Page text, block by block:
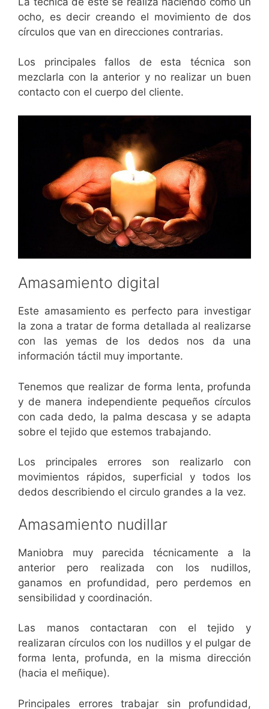
ocho, es decir creando el movimiento de dos
círculos que van en direcciones contrarias.
Los principales fallos de esta técnica son
mezclarla con la anterior y no realizar un buen
contacto con el cuerpo del cliente.
Amasamiento digital
Este amasamiento es perfecto para investigar
la zona a tratar de forma detallada al realizarse
con las yemas de los dedos nos da una
información táctil muy importante.
Tenemos que realizar de forma lenta, profunda
y de manera independiente pequeños círculos
con cada dedo, la palma descasa y se adapta
sobre el tejido que estemos trabajando.
Los principales errores son realizarlo con
movimientos rápidos, superficial y todos los
dedos describiendo el circulo grandes a la vez.
Amasamiento nudillar
Maniobra muy parecida técnicamente a la
anterior pero realizada con los nudillos,
ganamos en profundidad, pero perdemos en
sensibilidad y coordinación.
Las manos contactaran con el tejido y
realizaran círculos con los nudillos y el pulgar de
forma lenta, profunda, en la misma dirección
(hacia el meñique).
Principales errores trabajar sin profundidad,